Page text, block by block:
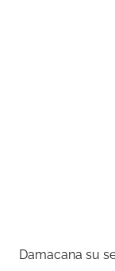
Damacana su